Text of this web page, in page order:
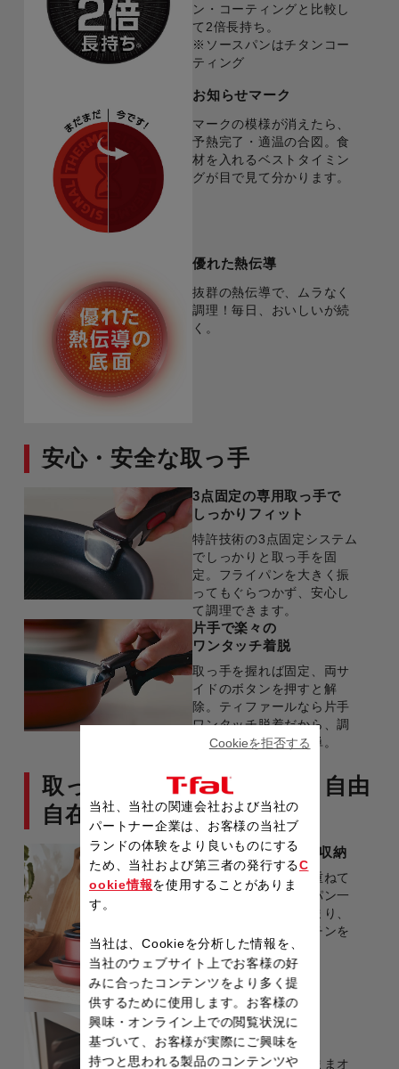
ン・コーティングと比較し
て2倍長持ち。
※ソースパンはチタンコー
ティング
お知らせマーク
マークの模様が消えたら、
予熱完了・適温の合図。食
材を入れるベストタイミン
グが目で見て分かります。
優れた熱伝導
抜群の熱伝導で、ムラなく
調理！毎日、おいしいが続
く。
安心・安全な取っ手
3点固定の専用取っ手で
しっかりフィット
特許技術の3点固定システム
でしっかりと取っ手を固
定。フライパンを大きく振
ってもぐらつかず、安心し
て調理できます。
片手で楽々の
ワンタッチ着脱
取っ手を握れば固定、両サ
イドのボタンを押すと解
除。ティファールなら片手
ワンタッチ脱着だから、調
理中の付け外しも簡単。
取っ手がとれるから叶う、自由
自在な使い方
コンパクトに重ねて収納
取っ手がとれるから重ねて
収納できる。フライパン一
枚分のスペースに収まり、
すっきりとしたキッチンを
実現します。
オーブン料理が
もっと身近に
取っ手を外してそのままオ
当社、当社の関連会社および当社の
パートナー企業は、お客様の当社ブ
ランドの体験をより良いものにする
ため、当社および第三者の発行するC
ookie情報を使用することがありま
す。
当社は、Cookieを分析した情報を、
当社のウェブサイト上でお客様の好
みに合ったコンテンツをより多く提
供するために使用します。お客様の
興味・オンライン上での閲覧状況に
基づいて、お客様が実際にご興味を
持つと思われる製品のコンテンツや
Cookieを拒否する